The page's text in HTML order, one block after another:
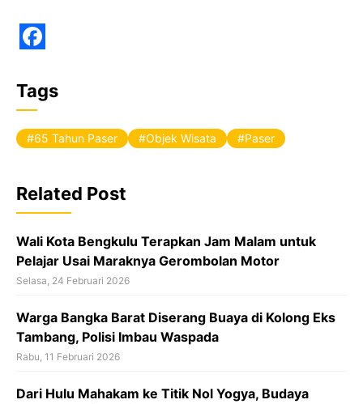
a
c
e
o
o
k
Tags
65 Tahun Paser Objek Wisata Paser
Related Post
Wali Kota Bengkulu Terapkan Jam Malam untuk
Pelajar Usai Maraknya Gerombolan Motor
Selasa, 24 Februari 2026
Warga Bangka Barat Diserang Buaya di Kolong Eks
Tambang, Polisi Imbau Waspada
Rabu, 11 Februari 2026
Dari Hulu Mahakam ke Titik Nol Yogya, Budaya